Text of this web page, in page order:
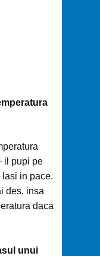
il pupi pe
in pace.
des, insa
daca
unui